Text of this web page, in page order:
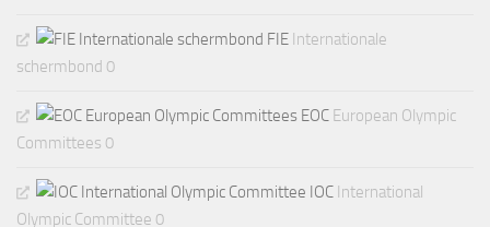
FIE Internationale
schermbond 0
EOC European Olympic
Committees 0
IOC International
Olympic Committee 0